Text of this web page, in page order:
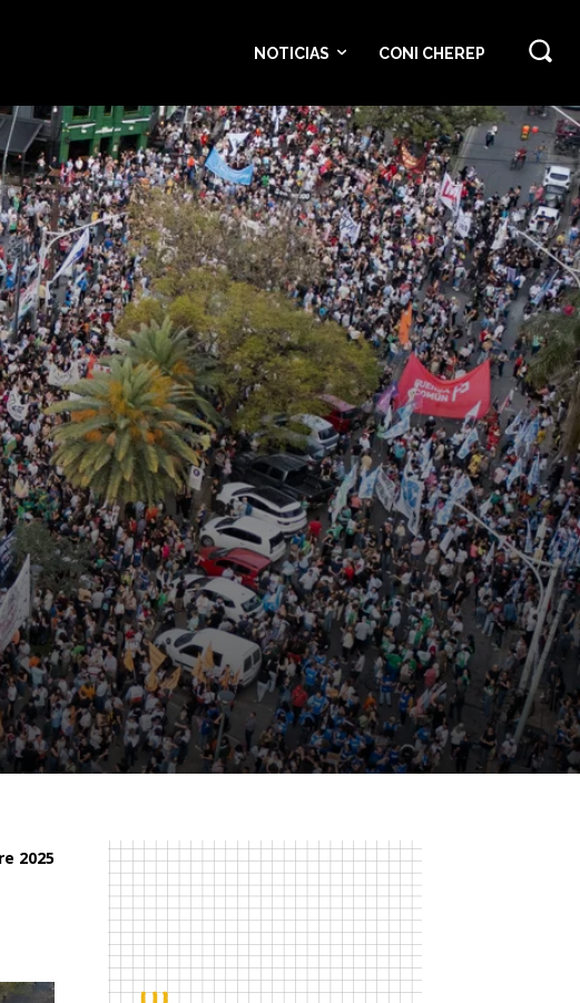
NOTICIAS CONI CHEREP
2025